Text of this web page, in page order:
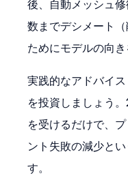
後、自動メッシュ
数までデシメート
ためにモデルの向き
実践的なアドバイ
を投資しましょう
を受けるだけで、
ント失敗の減少と
す。